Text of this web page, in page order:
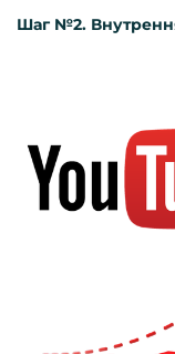
Шаг №2.